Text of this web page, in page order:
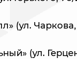
(ул. Чаркова,
(ул.